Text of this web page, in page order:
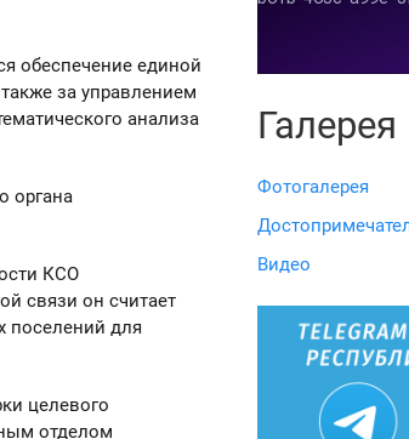
обеспечение единой
за управлением
анализа
органа
КСО
связи он считает
поселений для
целевого
отделом
Галерея
Фотогалерея
Видео